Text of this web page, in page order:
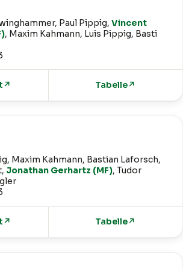
Paul Pippig,Vincent
, Maxim Kahmann, Luis Pippig, Basti
↗ Tabelle↗
Maxim Kahmann, Bastian Laforsch,
Jonathan Gerhartz (MF), Tudor
↗ Tabelle↗